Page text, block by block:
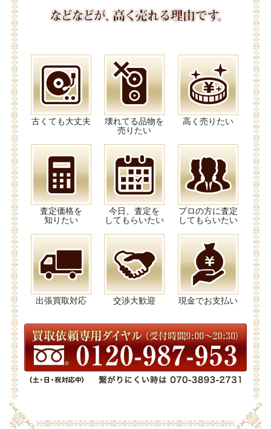
古くても大丈夫
壊れてる品物を
売りたい
高く売りたい
査定価格を
知りたい
今日、査定を
してもらいたい
プロの方に査定
してもらいたい
出張買取対応 交渉大歓迎 現金でお支払い